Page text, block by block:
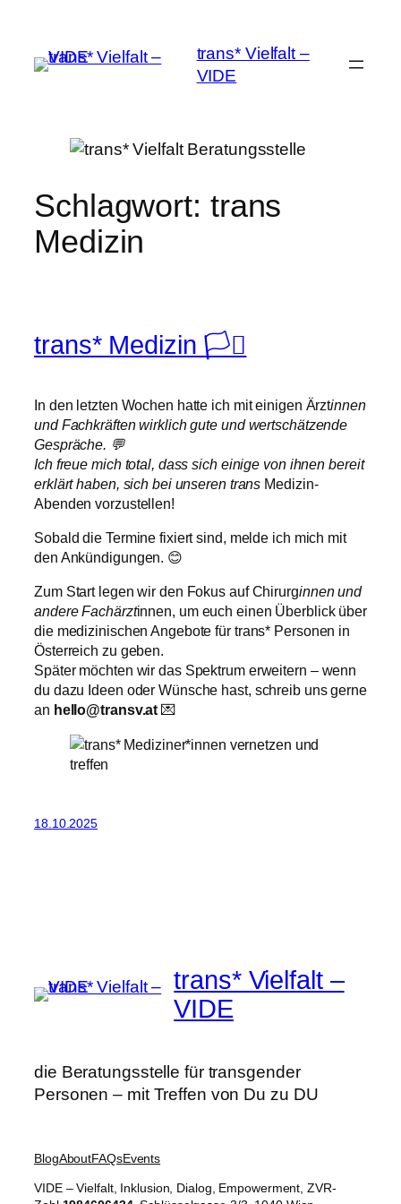
springen
trans* Vielfalt –
VIDE
Schlagwort: trans
Medizin
trans* Medizin 🏳️‍⚧️
In den letzten Wochen hatte ich mit einigen Ärztinnen
und Fachkräften wirklich gute und wertschätzende
Gespräche. 💬
Ich freue mich total, dass sich einige von ihnen bereit
erklärt haben, sich bei unseren trans Medizin-
Abenden vorzustellen!
Sobald die Termine fixiert sind, melde ich mich mit
den Ankündigungen. 😊
Zum Start legen wir den Fokus auf Chirurginnen und
andere Fachärztinnen, um euch einen Überblick über
die medizinischen Angebote für trans* Personen in
Österreich zu geben.
Später möchten wir das Spektrum erweitern – wenn
du dazu Ideen oder Wünsche hast, schreib uns gerne
an hello@transv.at 💌
18.10.2025
trans* Vielfalt –
VIDE
die Beratungsstelle für transgender
Personen – mit Treffen von Du zu DU
BlogAboutFAQsEvents
VIDE – Vielfalt, Inklusion, Dialog, Empowerment, ZVR-